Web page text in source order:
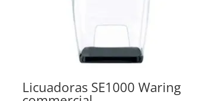
Licuadoras SE1000 Waring